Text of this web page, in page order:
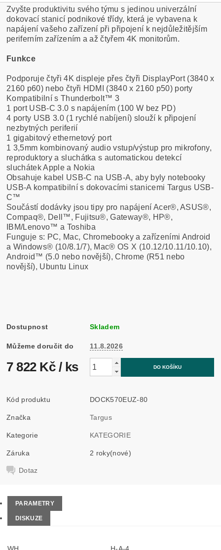
Zvyšte produktivitu svého týmu s jedinou univerzální
dokovací stanicí podnikové třídy, která je vybavena k
napájení vašeho zařízení při připojení k nejdůležitějším
periferním zařízením a až čtyřem 4K monitorům.
Funkce
Podporuje čtyři 4K displeje přes čtyři DisplayPort (3840 x
2160 p60) nebo čtyři HDMI (3840 x 2160 p50) porty
Kompatibilní s Thunderbolt™ 3
1 port USB-C 3.0 s napájením (100 W bez PD)
4 porty USB 3.0 (1 rychlé nabíjení) slouží k připojení
nezbytných periferií
1 gigabitový ethernetový port
1 3,5mm kombinovaný audio vstup/výstup pro mikrofony,
reproduktory a sluchátka s automatickou detekcí
sluchátek Apple a Nokia
Obsahuje kabel USB-C na USB-A, aby byly notebooky
USB-A kompatibilní s dokovacími stanicemi Targus USB-
C™
Součástí dodávky jsou tipy pro napájení Acer®, ASUS®,
Compaq®, Dell™, Fujitsu®, Gateway®, HP®,
IBM/Lenovo™ a Toshiba
Funguje s: PC, Mac, Chromebooky a zařízeními Android
a Windows® (10/8.1/7), Mac® OS X (10.12/10.11/10.10),
Android™ (5.0 nebo novější), Chrome (R51 nebo
novější), Ubuntu Linux
Dostupnost Skladem
Můžeme doručit do 11.8.2026
7 822 Kč / ks
Kód produktu DOCK570EUZ-80
Značka Targus
Kategorie KATEGORIE
Záruka 2 roky(nové)
Dotaz
PARAMETRY
DISKUZE